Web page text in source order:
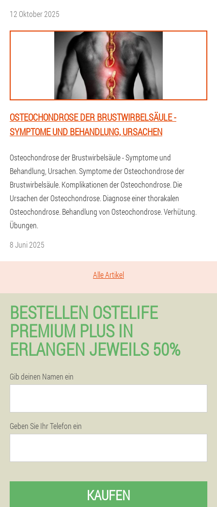
12 Oktober 2025
OSTEOCHONDROSE DER BRUSTWIRBELSÄULE -
SYMPTOME UND BEHANDLUNG, URSACHEN
Osteochondrose der Brustwirbelsäule - Symptome und
Behandlung, Ursachen. Symptome der Osteochondrose der
Brustwirbelsäule. Komplikationen der Osteochondrose. Die
Ursachen der Osteochondrose. Diagnose einer thorakalen
Osteochondrose. Behandlung von Osteochondrose. Verhütung.
Übungen.
8 Juni 2025
Alle Artikel
BESTELLEN OSTELIFE
PREMIUM PLUS IN
ERLANGEN JEWEILS 50%
Gib deinen Namen ein
Geben Sie Ihr Telefon ein
KAUFEN